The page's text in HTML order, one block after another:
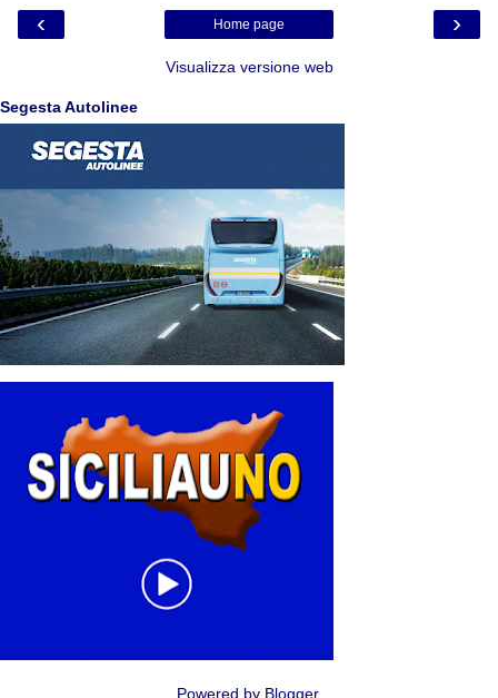
‹ ›
Home page
Visualizza versione web
Segesta Autolinee
Powered by Blogger.